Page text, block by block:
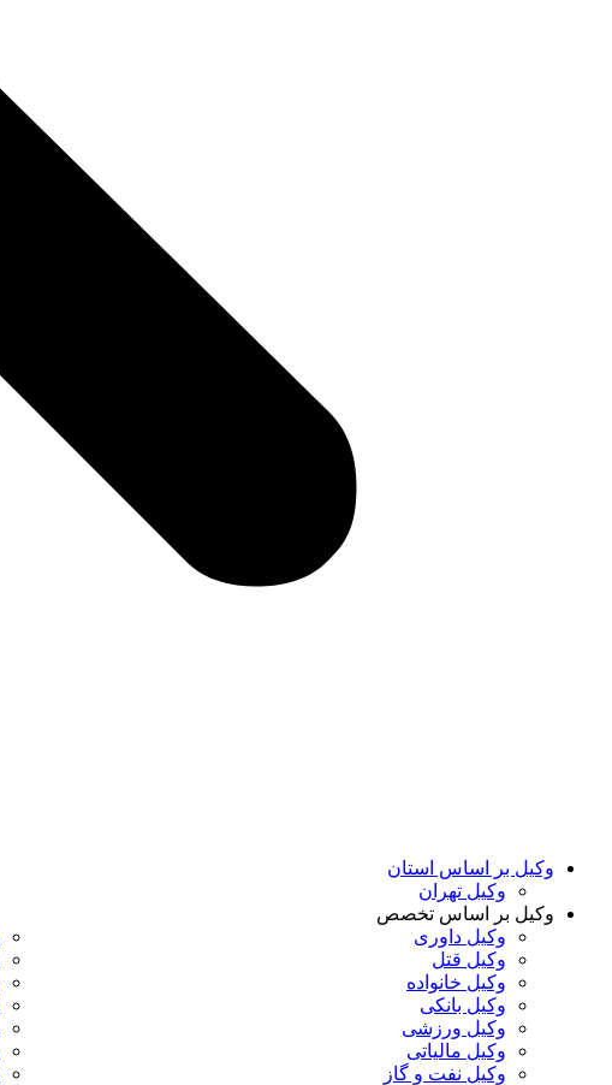
وکیل بر اساس استان
وکیل تهران
وکیل بر اساس تخصص
وکیل داوری
وکیل قتل
وکیل خانواده
وکیل بانکی
وکیل ورزشی
وکیل مالیاتی
وکیل نفت و گاز